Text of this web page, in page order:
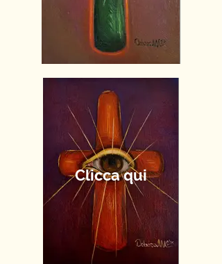
Clicca qui